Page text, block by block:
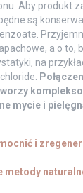
Aby produkt
są
a o to,
na
mycie i
i
metody